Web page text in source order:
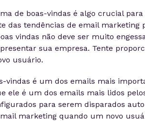
de boas-vindas é algo crucial
das tendências de email marketing
vindas não deve ser muito
sua empresa. Tente
usuário.
vindas é um dos emails mais
ele é um dos emails mais lidos
para serem disparados
marketing quando um novo